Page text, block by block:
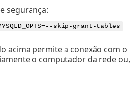
segurança:
skip-grant-tables
acima permite a conexão com
o computador da rede